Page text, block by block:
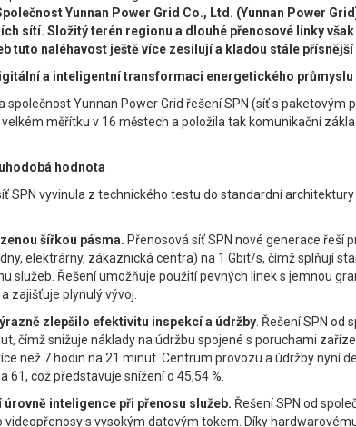
Yunnan Power Grid Co., Ltd. (Yunnan Power
sítí. Složitý terén regionu a dlouhé přenosové linky
tuto naléhavost ještě více zesilují a kladou stále
a inteligentní transformaci energetického průmyslu
Yunnan Power Grid řešení SPN (síť s
měřítku v 16 městech a položila tak komunikační
hodnota
SPN vyvinula z technického testu do standardní
šířkou pásma. Přenosová síť SPN nové generace řeší
elektrárny, zákaznická centra) na 1 Gbit/s, čímž splňují
služeb. Řešení umožňuje použití pevných linek s jemnou
zajišťuje plynulý vývoj.
zlepšilo efektivitu inspekcí a údržby . Řešení SPN
čímž snižuje náklady na údržbu spojené s poruchami
než 7 hodin na 21 minut. Centrum provozu a údržby
což představuje snížení o 45,54 %.
inteligence při přenosu služeb. Řešení SPN od
videopřenosy s vysokým datovým tokem. Díky